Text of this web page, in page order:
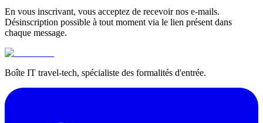
En vous inscrivant, vous acceptez de recevoir nos e-mails.
Désinscription possible à tout moment via le lien présent dans
chaque message.
Boîte IT travel-tech, spécialiste des formalités d'entrée.